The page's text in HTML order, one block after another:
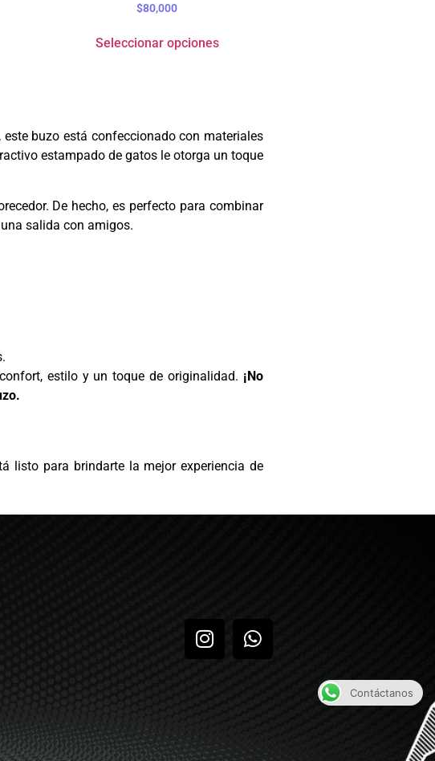
$80,000
Seleccionar opciones
buzo está confeccionado con materiales
estampado de gatos le otorga un toque
De hecho, es perfecto para combinar
salida con amigos.
estilo y un toque de originalidad. ¡No
listo para brindarte la mejor experiencia de
Contáctanos